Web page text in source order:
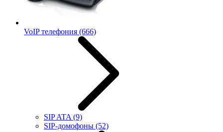
VoIP телефония (666)
SIP ATA (9)
SIP-домофоны (52)